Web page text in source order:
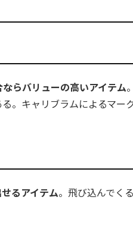
らバリューの高いアイテム
。キャリブラムによるマ
るアイテム。飛び込んでく